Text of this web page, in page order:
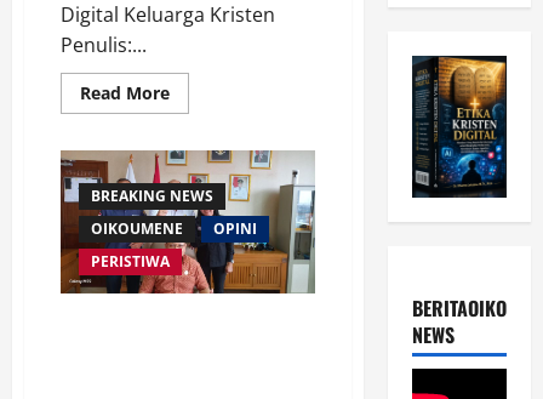
Digital Keluarga Kristen
Penulis:...
Read MoreRead
more
Domestica
di
Era
Digital:
Peran
Gereja
dalam
Meningkatkan
Kemampuan
BREAKING NEWS
OIKOUMENE
OPINI
PERISTIWA
NEWS